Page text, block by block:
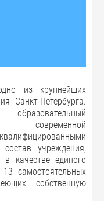
из крупнейших
Санкт-Петербурга.
образовательный
современной
учреждения,
качестве единого
самостоятельных
собственную